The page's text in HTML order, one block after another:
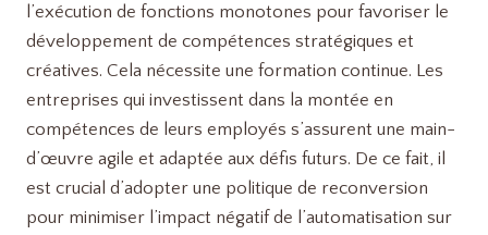
l’exécution de fonctions monotones pour favoriser le
développement de compétences stratégiques et
créatives. Cela nécessite une formation continue. Les
entreprises qui investissent dans la montée en
compétences de leurs employés s’assurent une main-
d’œuvre agile et adaptée aux défis futurs. De ce fait, il
est crucial d’adopter une politique de reconversion
pour minimiser l’impact négatif de l’automatisation sur